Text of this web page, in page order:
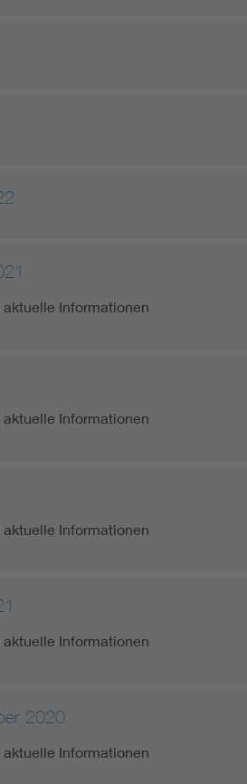
Informationen
Informationen
Informationen
Informationen
2020
Informationen